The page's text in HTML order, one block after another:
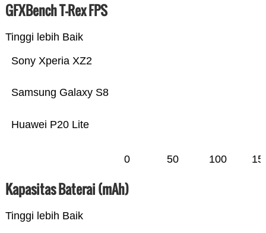
GFXBench T-Rex FPS
Tinggi lebih Baik
Huawei P20 Lite
Samsung Galaxy S8
Sony Xperia XZ2
0 50 100
Kapasitas Baterai (mAh)
Tinggi lebih Baik